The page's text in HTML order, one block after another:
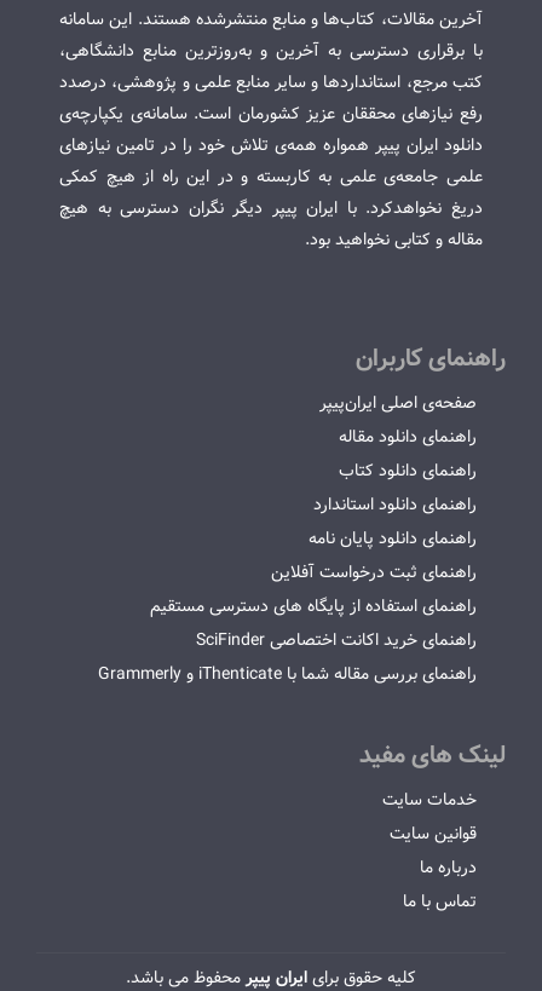
آخرین مقالات، کتاب‌ها و منابع منتشرشده هستند. این سامانه
با برقراری دسترسی به آخرین و به‌روزترین منابع دانشگاهی،
کتب مرجع، استانداردها و سایر منابع علمی و پژوهشی، درصدد
رفع نیازهای محققان عزیز کشورمان است. سامانه‌ی یکپارچه‌ی
دانلود ایران پیپر همواره همه‌ی تلاش خود را در تامین نیازهای
علمی جامعه‌ی علمی به کاربسته و در این راه از هیچ کمکی
دریغ نخواهدکرد. با ایران پیپر دیگر نگران دسترسی به هیچ
مقاله و کتابی نخواهید بود.
راهنمای کاربران
صفحه‌ی اصلی ایران‌پیپر
راهنمای دانلود مقاله
راهنمای دانلود کتاب
راهنمای دانلود استاندارد
راهنمای دانلود پایان نامه
راهنمای ثبت درخواست آفلاین
راهنمای استفاده از پایگاه های دسترسی مستقیم
راهنمای خرید اکانت اختصاصی SciFinder
راهنمای بررسی مقاله شما با iThenticate و Grammerly
لینک های مفید
خدمات سایت
قوانین سایت
درباره ما
تماس با ما
کلیه حقوق برایایران پیپرمحفوظ می باشد.